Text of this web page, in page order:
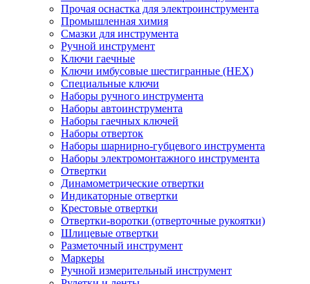
Прочая оснастка для электроинструмента
Промышленная химия
Смазки для инструмента
Ручной инструмент
Ключи гаечные
Ключи имбусовые шестигранные (HEX)
Специальные ключи
Наборы ручного инструмента
Наборы автоинструмента
Наборы гаечных ключей
Наборы отверток
Наборы шарнирно-губцевого инструмента
Наборы электромонтажного инструмента
Отвертки
Динамометрические отвертки
Индикаторные отвертки
Крестовые отвертки
Отвертки-воротки (отверточные рукоятки)
Шлицевые отвертки
Разметочный инструмент
Маркеры
Ручной измерительный инструмент